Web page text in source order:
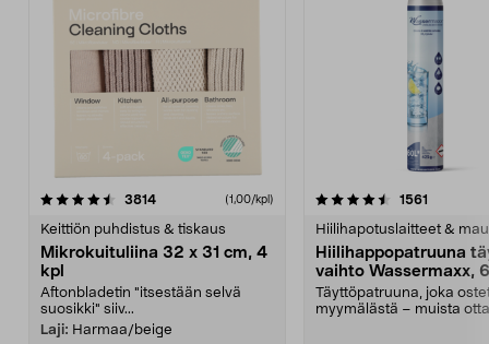
3814arvostelut (1,00/kpl)
Keittiön puhdistus & tiskaus
Mikrokuituliina 32 x 31 cm, 4
kpl
Aftonbladetin "itsestään selvä
suosikki" siiv...
Laji: Harmaa/beige
4.5viidestä
1561
Hiilihapotuslaitteet &
Hiilihappopatruuna
vaihto Wassermaxx,
Täyttöpatruuna, joka
myymälästä – muista
4.5viidestä